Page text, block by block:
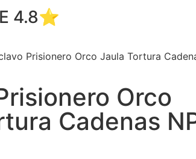
4.8⭐
Prisionero Orco Jaula Tortura
Orco
Cadenas